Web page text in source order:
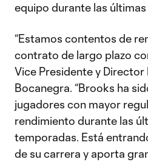
equipo durante las
“Estamos contentos de
contrato de largo plazo
Vice Presidente y
Bocanegra. “Brooks ha
jugadores con mayor
rendimiento durante las
temporadas. Está
de su carrera y aporta